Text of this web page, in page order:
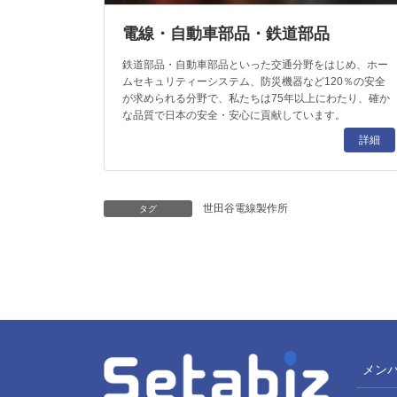
電線・自動車部品・鉄道部品
鉄道部品・自動車部品といった交通分野をはじめ、ホー
ムセキュリティーシステム、防災機器など120％の安全
が求められる分野で、私たちは75年以上にわたり、確か
な品質で日本の安全・安心に貢献しています。
詳細
タグ 世田谷電線製作所
メン